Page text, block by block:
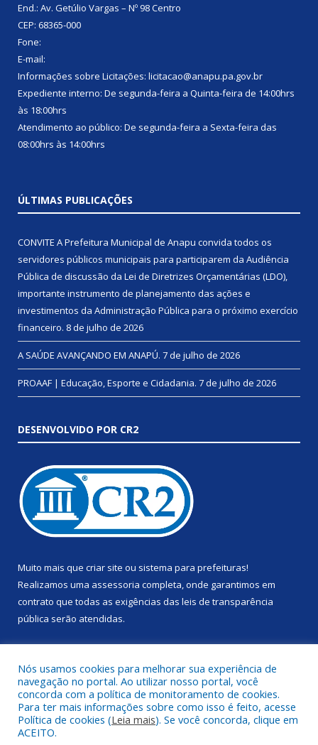
End.: Av. Getúlio Vargas – Nº 98 Centro
CEP: 68365-000
Fone:
E-mail:
Informações sobre Licitações: licitacao@anapu.pa.gov.br
Expediente interno: De segunda-feira a Quinta-feira de 14:00hrs
às 18:00hrs
Atendimento ao público: De segunda-feira a Sexta-feira das
08:00hrs às 14:00hrs
ÚLTIMAS PUBLICAÇÕES
CONVITE A Prefeitura Municipal de Anapu convida todos os
servidores públicos municipais para participarem da Audiência
Pública de discussão da Lei de Diretrizes Orçamentárias (LDO),
importante instrumento de planejamento das ações e
investimentos da Administração Pública para o próximo exercício
financeiro. 8 de julho de 2026
A SAÚDE AVANÇANDO EM ANAPÚ. 7 de julho de 2026
PROAAF | Educação, Esporte e Cidadania. 7 de julho de 2026
DESENVOLVIDO POR CR2
Muito mais que criar site ou sistema para prefeituras!
Realizamos uma assessoria completa, onde garantimos em
contrato que todas as exigências das leis de transparência
pública serão atendidas.
Todos os direitos reservados a Prefeitura Municipal de Anapu.
Nós usamos cookies para melhorar sua experiência de
navegação no portal. Ao utilizar nosso portal, você
concorda com a política de monitoramento de cookies.
Para ter mais informações sobre como isso é feito, acesse
Política de cookies (Leia mais). Se você concorda, clique em
ACEITO.